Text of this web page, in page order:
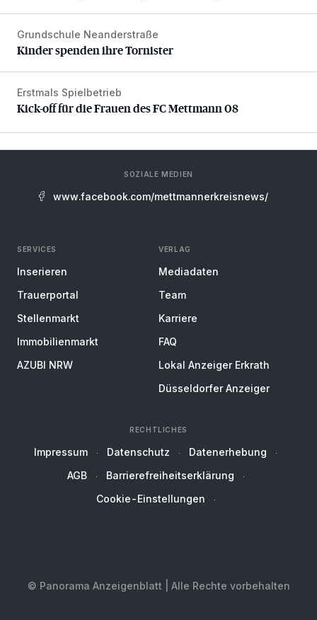
Kinder spenden ihre Tornister
Grundschule Neanderstraße
Kinder spenden ihre Tornister
Kick-off für die Frauen des FC Mettmann 08
Erstmals Spielbetrieb
Kick-off für die Frauen des FC Mettmann 08
SOZIALE MEDIEN
www.facebook.com/mettmannerkreisnews/
SERVICES
Inserieren
Trauerportal
Stellenmarkt
Immobilienmarkt
AZUBI NRW
VERLAG
Mediadaten
Team
Karriere
FAQ
Lokal Anzeiger Erkrath
Düsseldorfer Anzeiger
RECHTLICHES
Impressum Datenschutz
Datenerhebung
AGB
Barrierefreiheitserklärung
Cookie-Einstellungen
© Panorama Anzeigenblatt | Alle Rechte vorbehalten